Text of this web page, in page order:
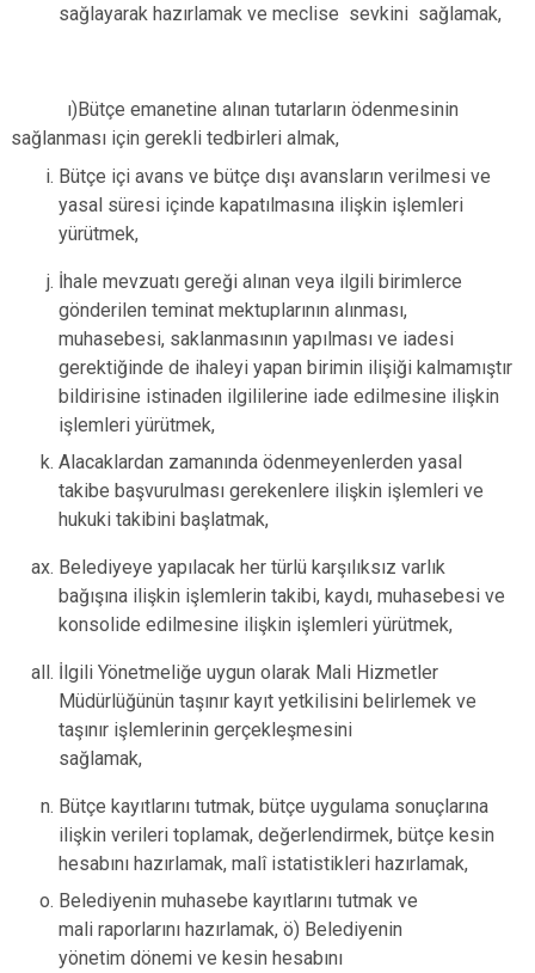
sağlayarak hazırlamak ve meclise sevkini sağlamak,
ı)Bütçe emanetine alınan tutarların ödenmesinin
sağlanması için gerekli tedbirleri almak,
Bütçe içi avans ve bütçe dışı avansların verilmesi ve
yasal süresi içinde kapatılmasına ilişkin işlemleri
yürütmek,
İhale mevzuatı gereği alınan veya ilgili birimlerce
gönderilen teminat mektuplarının alınması,
muhasebesi, saklanmasının yapılması ve iadesi
gerektiğinde de ihaleyi yapan birimin ilişiği kalmamıştır
bildirisine istinaden ilgililerine iade edilmesine ilişkin
işlemleri yürütmek,
Alacaklardan zamanında ödenmeyenlerden yasal
takibe başvurulması gerekenlere ilişkin işlemleri ve
hukuki takibini başlatmak,
Belediyeye yapılacak her türlü karşılıksız varlık
bağışına ilişkin işlemlerin takibi, kaydı, muhasebesi ve
konsolide edilmesine ilişkin işlemleri yürütmek,
İlgili Yönetmeliğe uygun olarak Mali Hizmetler
Müdürlüğünün taşınır kayıt yetkilisini belirlemek ve
taşınır işlemlerinin gerçekleşmesini
sağlamak,
Bütçe kayıtlarını tutmak, bütçe uygulama sonuçlarına
ilişkin verileri toplamak, değerlendirmek, bütçe kesin
hesabını hazırlamak, malî istatistikleri hazırlamak,
Belediyenin muhasebe kayıtlarını tutmak ve
mali raporlarını hazırlamak, ö) Belediyenin
yönetim dönemi ve kesin hesabını